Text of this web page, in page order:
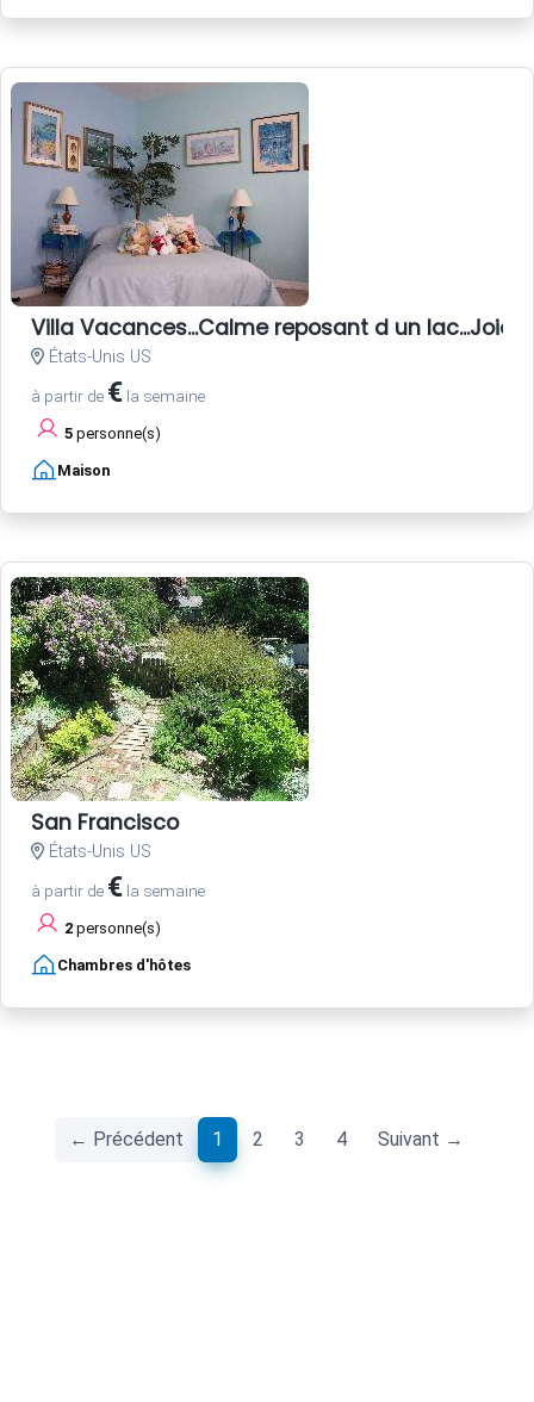
Villa Vacances...Calme reposant d un lac...Joie
États-Unis US
à partir de € la semaine
5 personne(s)
Maison
San Francisco
États-Unis US
à partir de € la semaine
2 personne(s)
Chambres d'hôtes
← Précédent 1 (current)
2 3 4 Suivant →